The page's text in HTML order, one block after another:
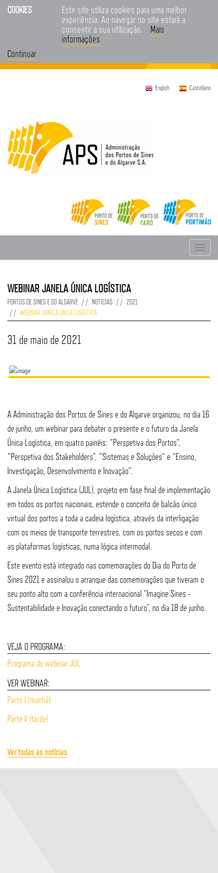
COOKIES
Este site utiliza cookies para uma melhor
experiência. Ao navegar no site estará a
consentir a sua utilização. Mais
informações
Continuar
English Castellano
Toggle
WEBINAR JANELA ÚNICA LOGÍSTICA
PORTOS DE SINES E DO ALGARVE NOTÍCIAS
2021
WEBINAR JANELA ÚNICA LOGÍSTICA
31 de maio de 2021
A Administração dos Portos de Sines e do Algarve organizou, no dia 16
de junho, um webinar para debater o presente e o futuro da Janela
Única Logística, em quatro painéis: "Perspetiva dos Portos",
"Perspetiva dos Stakeholders", "Sistemas e Soluções" e "Ensino,
Investigação, Desenvolvimento e Inovação".
A Janela Única Logística (JUL), projeto em fase final de implementação
em todos os portos nacionais, estende o conceito de balcão único
virtual dos portos a toda a cadeia logística, através da interligação
com os meios de transporte terrestres, com os portos secos e com
as plataformas logísticas, numa lógica intermodal.
Este evento está integrado nas comemorações do Dia do Porto de
Sines 2021 e assinalou o arranque das comemorações que tiveram o
seu ponto alto com a conferência internacional “Imagine Sines -
Sustentabilidade e Inovação conectando o futuro”, no dia 18 de junho.
VEJA O PROGRAMA:
Programa do webinar JUL
VER WEBINAR:
Parte I (manhã)
Parte II (tarde)
Ver todas as notícias